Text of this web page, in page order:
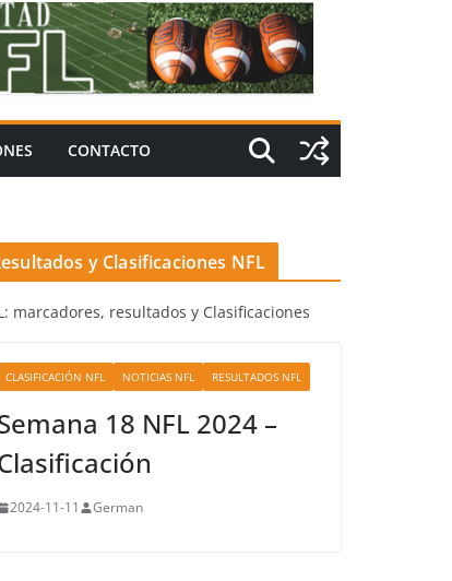
CONTACTO
y Clasificaciones NFL
marcadores, resultados y Clasificaciones
CLASIFICACIÓN NFL NOTICIAS NFL RESULTADOS NFL
18 NFL 2024 –
2024-11-11 German